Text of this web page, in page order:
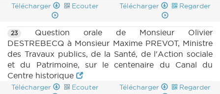
Télécharger Ecouter Télécharger Regarder
23
Question orale de Monsieur Olivier
DESTREBECQ à Monsieur Maxime PREVOT, Ministre
des Travaux publics, de la Santé, de l'Action sociale
et du Patrimoine, sur le centenaire du Canal du
Centre historique
Télécharger Ecouter Télécharger Regarder